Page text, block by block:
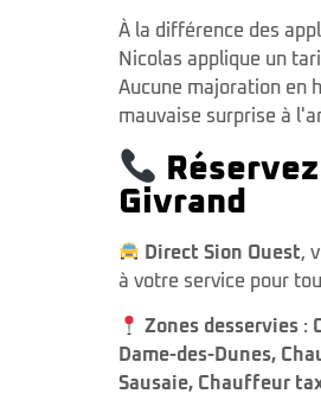
À la différence des
Nicolas applique un
Aucune majoration en
mauvaise surprise à
Givrand
Direct Sion Ouest,
à votre service pour
Zones desservies :
Dame-des-Dunes,
Sausaie, Chauffeur